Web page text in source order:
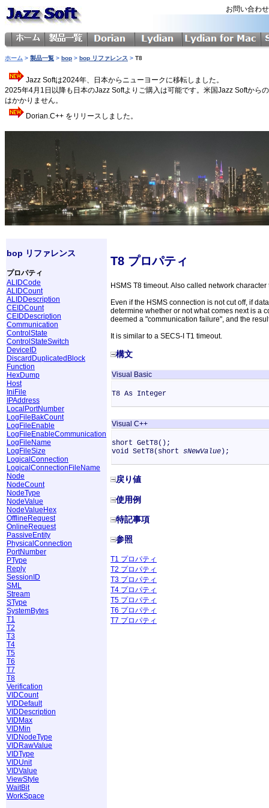
お問い合わ
ホーム > 製品一覧 > bop > bop リファレンス > T8
Jazz Softは2024年、日本からニューヨークに移転しました。
2025年4月1日以降も日本のJazz Softよりご購入は可能です。米国Jazz Softから
はかかりません。
Dorian.C++ をリリースしました。
bop リファレンス
プロパティ
ALIDCode
ALIDCount
ALIDDescription
CEIDCount
CEIDDescription
Communication
ControlState
ControlStateSwitch
DeviceID
DiscardDuplicatedBlock
Function
HexDump
Host
IniFile
IPAddress
LocalPortNumber
LogFileBakCount
LogFileEnable
LogFileEnableCommunication
LogFileName
LogFileSize
LogicalConnection
LogicalConnectionFileName
Node
NodeCount
NodeType
NodeValue
NodeValueHex
OfflineRequest
OnlineRequest
PassiveEntity
PhysicalConnection
PortNumber
PType
Reply
SessionID
SML
Stream
SType
SystemBytes
T1
T2
T3
T4
T5
T6
T7
T8
Verification
VIDCount
VIDDefault
VIDDescription
VIDMax
VIDMin
VIDNodeType
VIDRawValue
VIDType
VIDUnit
VIDValue
ViewStyle
WaitBit
WorkSpace
T8 プロパティ
HSMS T8 timeout. Also called network
Even if the HSMS connection is not cut off, if
determine whether or not what comes next is a
deemed a "communication failure", and the
It is similar to a SECS-I T1 timeout.
構文
Visual Basic
T8 As Integer
Visual C++
short GetT8();
void SetT8(short sNewValue);
戻り値
使用例
特記事項
参照
T1 プロパティ
T2 プロパティ
T3 プロパティ
T4 プロパティ
T5 プロパティ
T6 プロパティ
T7 プロパティ